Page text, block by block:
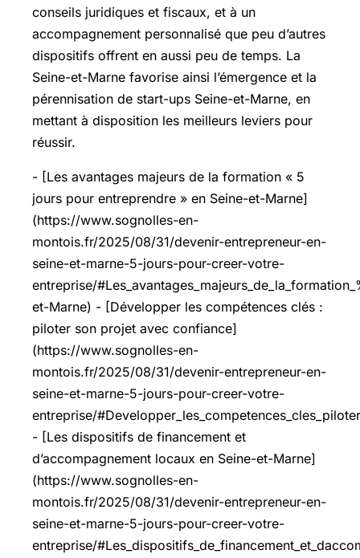
conseils juridiques et fiscaux, et à un
accompagnement personnalisé que peu d’autres
dispositifs offrent en aussi peu de temps. La
Seine-et-Marne favorise ainsi l’émergence et la
pérennisation de start-ups Seine-et-Marne, en
mettant à disposition les meilleurs leviers pour
réussir.
- [Les avantages majeurs de la formation « 5
jours pour entreprendre » en Seine-et-Marne]
(https://www.sognolles-en-
montois.fr/2025/08/31/devenir-entrepreneur-en-
seine-et-marne-5-jours-pour-creer-votre-
entreprise/
et-Marne) - [Développer les compétences clés :
piloter son projet avec confiance]
(https://www.sognolles-en-
montois.fr/2025/08/31/devenir-entrepreneur-en-
seine-et-marne-5-jours-pour-creer-votre-
entreprise/
- [Les dispositifs de financement et
d’accompagnement locaux en Seine-et-Marne]
(https://www.sognolles-en-
montois.fr/2025/08/31/devenir-entrepreneur-en-
seine-et-marne-5-jours-pour-creer-votre-
entreprise/